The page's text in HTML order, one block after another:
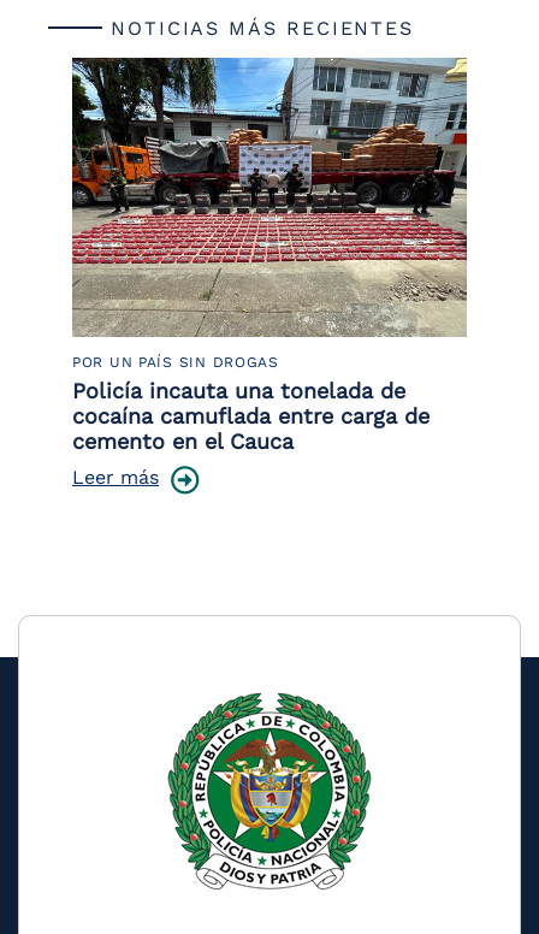
NOTICIAS MÁS RECIENTES
POR UN PAÍS SIN DROGAS
Policía incauta una tonelada de
cocaína camuflada entre carga de
cemento en el Cauca
Leer más